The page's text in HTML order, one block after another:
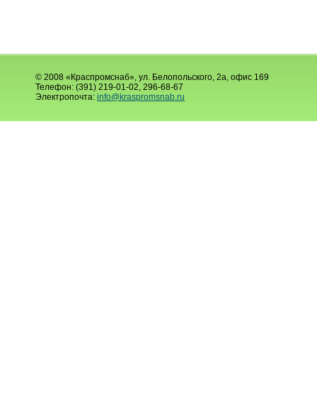
© 2008 «Краспромснаб», ул. Белопольского, 2а, офис 169
Телефон: (391) 219-01-02, 296-68-67
Электропочта: info@kraspromsnab.ru